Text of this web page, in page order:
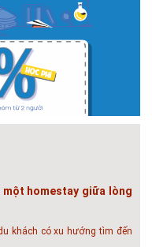
gần 20 tỉnh, thành phố trên
các đề án về đô thị thông
tại Hà Nội và TP Hồ
nghệ mới nhất tại Châu Âu
tổ chức bởi HOUSELINK
sạn Pan Pacific, Hà Nội
homestay giữa lòng
khách có xu hướng tìm đến